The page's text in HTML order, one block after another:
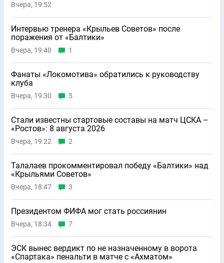
Вчера, 19:52
Интервью тренера «Крыльев Советов» после
поражения от «Балтики»
Вчера, 19:40 1
Фанаты «Локомотива» обратились к руководству
клуба
Вчера, 19:30 5
Стали известны стартовые составы на матч ЦСКА –
«Ростов»: 8 августа 2026
Вчера, 19:22 2
Талалаев прокомментировал победу «Балтики» над
«Крыльями Советов»
Вчера, 18:47 3
Президентом ФИФА мог стать россиянин
Вчера, 18:34 7
ЭСК вынес вердикт по не назначенному в ворота
«Спартака» пенальти в матче с «Ахматом»